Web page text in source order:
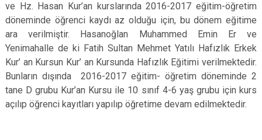
ve Hz. Hasan Kur’an kurslarında 2016-2017 eğitim-öğretim
döneminde öğrenci kaydı az olduğu için, bu dönem eğitime
ara verilmiştir. Hasanoğlan Muhammed Emin Er ve
Yenimahalle de ki Fatih Sultan Mehmet Yatılı Hafızlık Erkek
Kur’ an Kursun Kur’ an Kursunda Hafızlık Eğitimi verilmektedir.
Bunların dışında 2016-2017 eğitim- öğretim döneminde 2
tane D grubu Kur’an Kursu ile 10 sınıf 4-6 yaş grubu için kurs
açılıp öğrenci kayıtları yapılıp öğretime devam edilmektedir.